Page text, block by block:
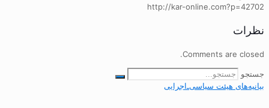
http://kar-online.com?p=42702
نظرات
Comments are closed.
جستجو
بیانیه‌های هیئت‌ سیاسی‌ـ‌اجرایی